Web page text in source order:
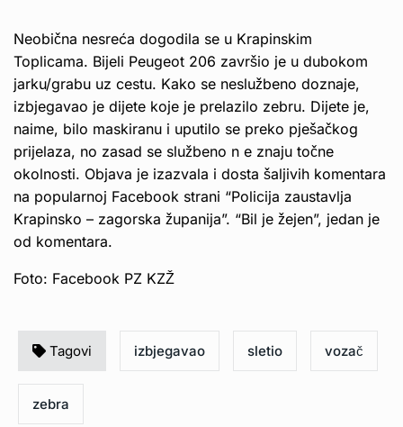
Neobična nesreća dogodila se u Krapinskim
Toplicama. Bijeli Peugeot 206 završio je u dubokom
jarku/grabu uz cestu. Kako se neslužbeno doznaje,
izbjegavao je dijete koje je prelazilo zebru. Dijete je,
naime, bilo maskiranu i uputilo se preko pješačkog
prijelaza, no zasad se službeno n e znaju točne
okolnosti. Objava je izazvala i dosta šaljivih komentara
na popularnoj Facebook strani “Policija zaustavlja
Krapinsko – zagorska županija”. “Bil je žejen”, jedan je
od komentara.
Foto: Facebook PZ KZŽ
Tagovi izbjegavao sletio vozač
zebra